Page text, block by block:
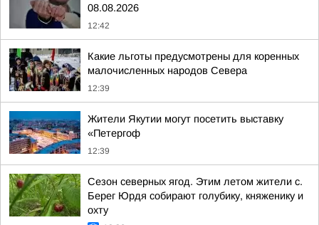
08.08.2026
12:42
Какие льготы предусмотрены для коренных
малочисленных народов Севера
12:39
Жители Якутии могут посетить выставку
«Петергоф
12:39
Сезон северных ягод. Этим летом жители с.
Берег Юрдя собирают голубику, княженику и
охту